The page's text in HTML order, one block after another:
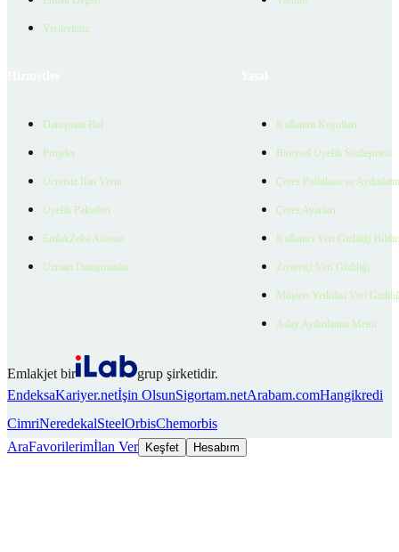
Verilerimiz
Danışman Bul
Projeler
Ücretsiz İlan Verin
Üyelik Paketleri
EmlakZeka Asistan
Uzman Danışmanlar
Kullanım Koşulları
Bireysel Üyelik Sözleşmesi
Çerez Politikası ve
Çerez Ayarları
Kullanıcı Veri Gizliliği
Ziyaretçi Veri Gizliliği
Müşteri Yetkilisi Veri
Aday Aydınlatma Metni
Emlakjet bir
grup şirketidir.
EndeksaKariyer.netİşin OlsunSigortam.netArabam.comHangikredi
CimriNeredekalSteelOrbisChemorbis
AraFavorilerimİlan Ver Keşfet Hesabım